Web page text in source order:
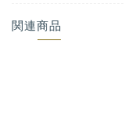
関連商品